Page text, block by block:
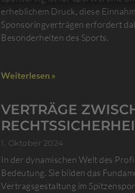
erheblichem Druck, diese
Sponsoringverträgen erfordert
Besonderheiten des Sports.
Weiterlesen »
VERTRÄGE
1. Oktober 2024
In der dynamischen Welt des
Bedeutung. Sie bilden das
Vertragsgestaltung im